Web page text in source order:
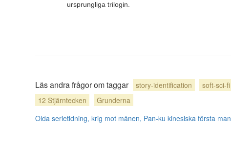
ursprungliga trilogin.
Läs andra frågor om taggar story-identification soft-sci-fi
12 Stjärntecken
Grunderna
Olda serietidning, krig mot månen, Pan-ku kinesiska första man